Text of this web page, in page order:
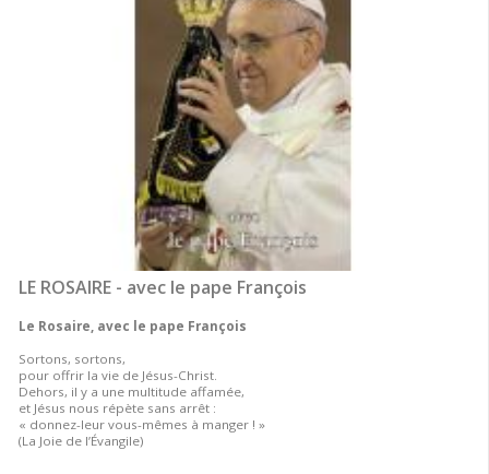
LE ROSAIRE - avec le pape François
Le Rosaire, avec le pape François
Sortons, sortons,
pour offrir la vie de Jésus-Christ.
Dehors, il y a une multitude affamée,
et Jésus nous répète sans arrêt :
« donnez-leur vous-mêmes à manger ! »
(La Joie de l’Évangile)